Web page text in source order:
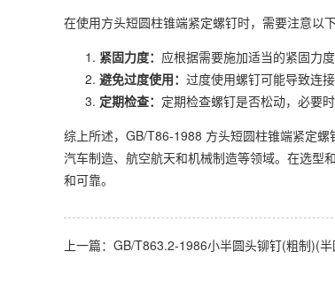
在使用方头短圆柱锥端紧定螺钉时，需要注意以下
紧固力度： 应根据需要施加适当的紧固力
避免过度使用： 过度使用螺钉可能导致连
定期检查： 定期检查螺钉是否松动，必要时
综上所述，GB/T86-1988 方头短圆柱锥端紧定
汽车制造、航空航天和机械制造等领域。在选型
和可靠。
上一篇： GB/T863.2-1986小半圆头铆钉(粗制)(